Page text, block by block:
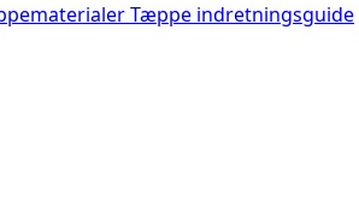
Tæppe indretningsguide